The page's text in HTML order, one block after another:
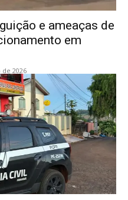
e ameaças de
em
2026